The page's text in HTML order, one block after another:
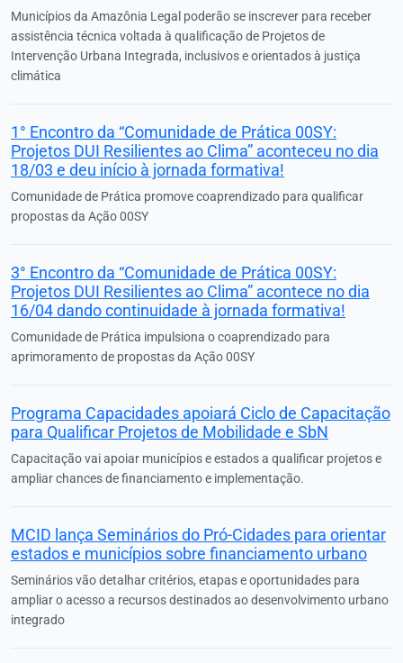
Municípios da Amazônia Legal poderão se inscrever para receber
assistência técnica voltada à qualificação de Projetos de
Intervenção Urbana Integrada, inclusivos e orientados à justiça
climática
1° Encontro da “Comunidade de Prática 00SY:
Projetos DUI Resilientes ao Clima” aconteceu no dia
18/03 e deu início à jornada formativa!
Comunidade de Prática promove coaprendizado para qualificar
propostas da Ação 00SY
3° Encontro da “Comunidade de Prática 00SY:
Projetos DUI Resilientes ao Clima” acontece no dia
16/04 dando continuidade à jornada formativa!
Comunidade de Prática impulsiona o coaprendizado para
aprimoramento de propostas da Ação 00SY
Programa Capacidades apoiará Ciclo de Capacitação
para Qualificar Projetos de Mobilidade e SbN
Capacitação vai apoiar municípios e estados a qualificar projetos e
ampliar chances de financiamento e implementação.
MCID lança Seminários do Pró-Cidades para orientar
estados e municípios sobre financiamento urbano
Seminários vão detalhar critérios, etapas e oportunidades para
ampliar o acesso a recursos destinados ao desenvolvimento urbano
integrado